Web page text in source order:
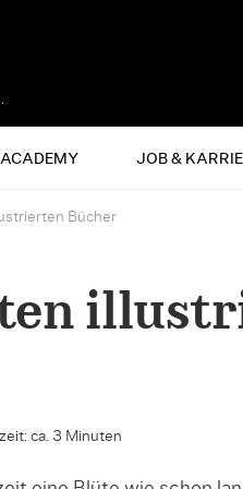
ACADEMY JOB &
Bücher
ca. 3 Minuten